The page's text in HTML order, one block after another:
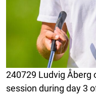
240729 Ludvig Åberg
session during day 3